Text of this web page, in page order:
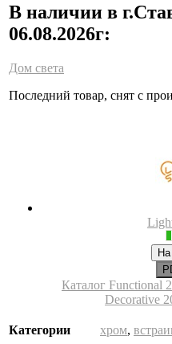
В наличии в
06.08.2026г:
Дом света
Последний товар, снят с
На
Каталог Functional
Decorative
Категории хром,